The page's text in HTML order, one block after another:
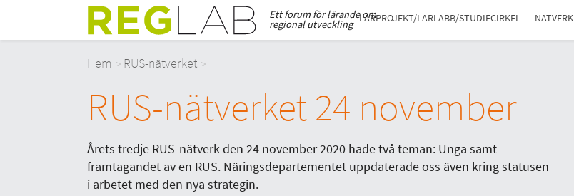
LÄRPROJEKT/LÄRLABB/STUDIECIRKEL NÄTVERK
Ett forum för lärande om
regional utveckling
Hem RUS-nätverket
RUS-nätverket 24 november
Årets tredje RUS-nätverk den 24 november 2020 hadetvå teman: Unga samt
framtagandet av en RUS. Näringsdepartementet uppdaterade oss även kring statusen
i arbetet med den nya strategin.